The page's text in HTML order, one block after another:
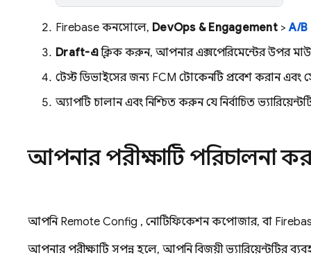
Firebase কনসোলে, DevOps & Engagement>A/
Draft-এক্লিক করুন, আপনার এক্সপেরিমেন্টের উপর
টেস্ট ডিভাইসের জন্য FCM টোকেনটি প্রবেশ করান এবং
অ্যাপটি চালান এবং নিশ্চিত করুন যে নির্বাচিত
আপনার পরীক্ষাটি পরিচালনা
আপনি Remote Config , নোটিফিকেশন কম্পোজার, বা
আপনার পরীক্ষাটি সম্পন্ন হলে, আপনি বিজয়ী